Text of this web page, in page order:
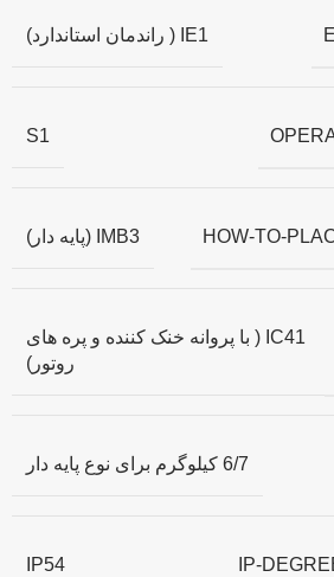
IE1 ( راندمان استاندارد)
S1
HOW-TO- IMB3 (پایه دار)
IC41 ( با پروانه خنک کننده و پره های
روتور)
6/7 کیلوگرم برای نوع پایه دار
IP-
IP54